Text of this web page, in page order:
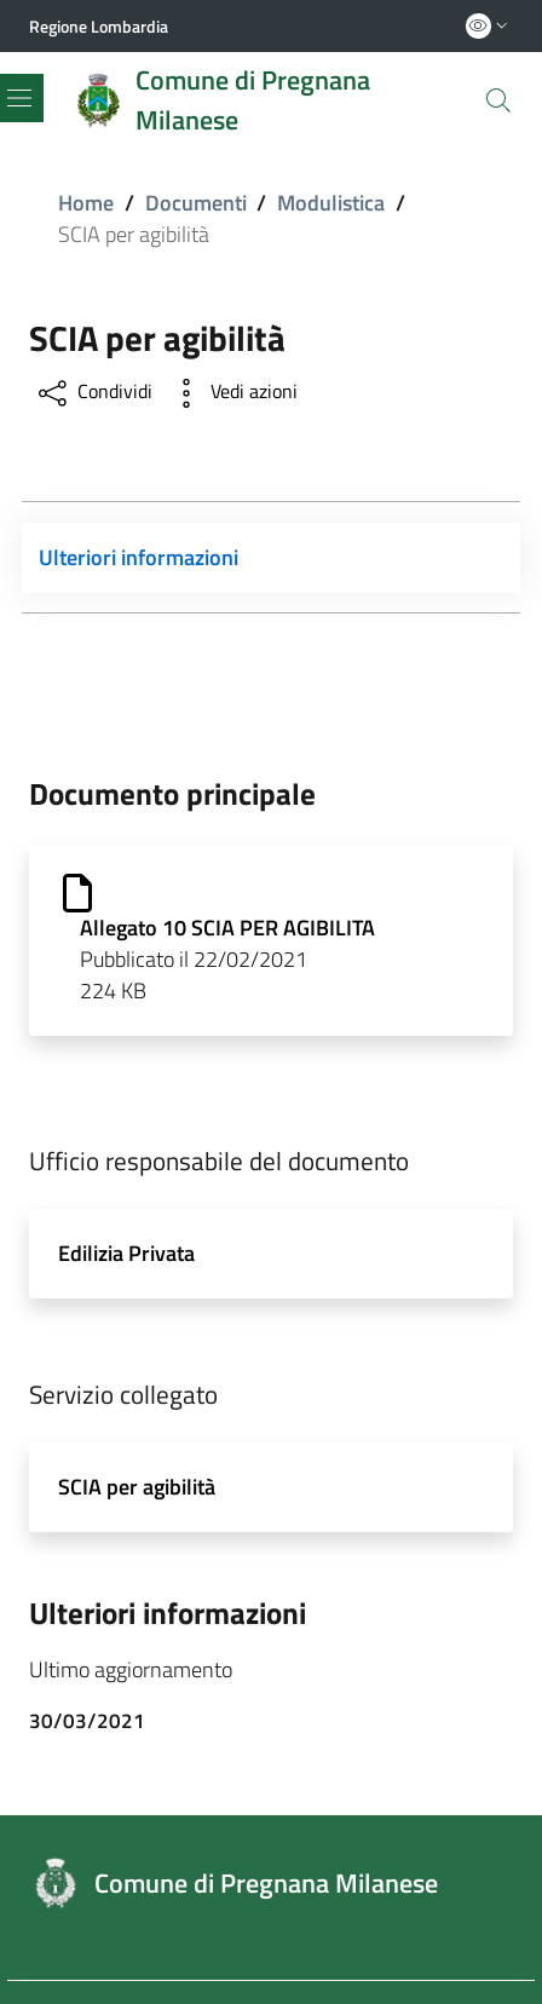
Regione Lombardia
Comune di Pregnana
Milanese
Menu
Home / Documenti / Modulistica /
SCIA per agibilità
SCIA per agibilità
Condividi Vedi azioni
Ulteriori informazioni
Documento principale
Allegato 10 SCIA PER AGIBILITA
Pubblicato il 22/02/2021
224 KB
Ufficio responsabile del documento
Edilizia Privata
Servizio collegato
SCIA per agibilità
Ulteriori informazioni
Ultimo aggiornamento
30/03/2021
Comune di Pregnana Milanese